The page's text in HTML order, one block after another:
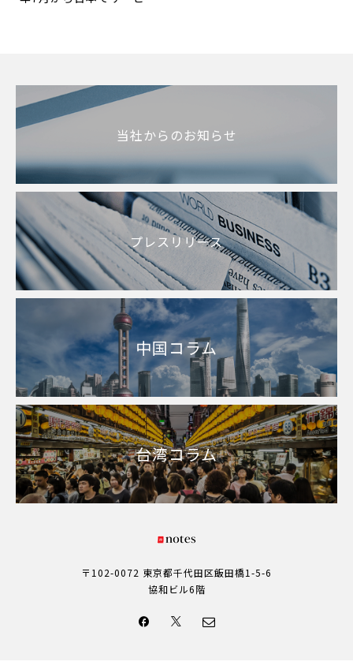
当社からのお知らせ
プレスリリース
中国コラム
台湾コラム
〒102-0072 東京都千代田区飯田橋1-5-6
協和ビル6階